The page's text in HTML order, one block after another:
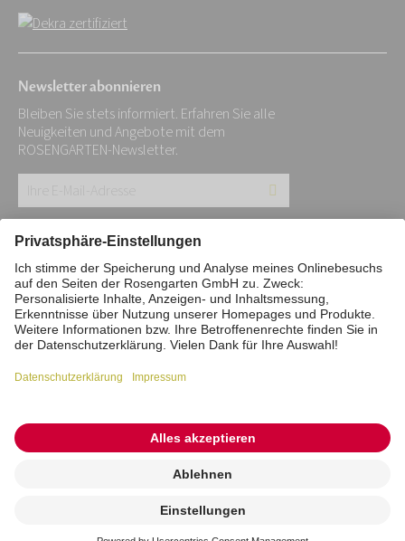
Newsletter abonnieren
Bleiben Sie stets informiert. Erfahren Sie alle
Neuigkeiten und Angebote mit dem
ROSENGARTEN-Newsletter.
E-
Mail-
Adresse:
*
Impressum Datenschutz
Stiftung
Interne Meldestelle
Zahlungsmittel
Barrierefreiheitserklärung
Vertrag widerrufen
© 2026 ROSENGARTEN-Tierbestattung